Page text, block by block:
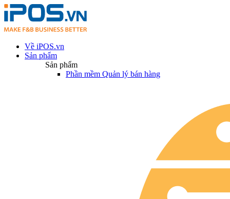
Về iPOS.vn
Sản phẩm
Sản phẩm
Phần mềm Quản lý bán hàng